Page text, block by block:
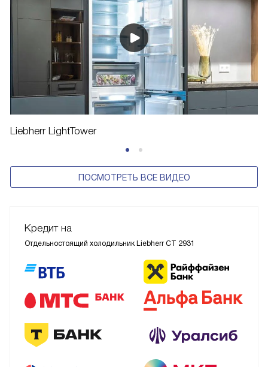
Liebherr LightTower
ПОСМОТРЕТЬ ВСЕ ВИДЕО
Кредит на
Отдельностоящий холодильник Liebherr CT 2931